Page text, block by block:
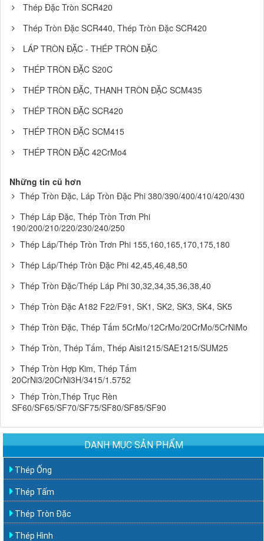
Thép Đặc Tròn SCR420
Thép Tròn Đặc SCR440, Thép Tròn Đặc SCR420
LÁP TRÒN ĐẶC - THÉP TRÒN ĐẶC
THÉP TRÒN ĐẶC S20C
THÉP TRÒN ĐẶC, THANH TRÒN ĐẶC SCM435
THÉP TRÒN ĐẶC SCR420
THÉP TRÒN ĐẶC SCM415
THÉP TRÒN ĐẶC 42CrMo4
Những tin cũ hơn
Thép Tròn Đặc, Láp Tròn Đặc Phi 380/390/400/410/420/430
Thép Láp Đặc, Thép Tròn Trơn Phi
190/200/210/220/230/240/250
Thép Láp/Thép Tròn Trơn Phi 155,160,165,170,175,180
Thép Láp/Thép Tròn Đặc Phi 42,45,46,48,50
Thép Tròn Đặc/Thép Láp Phi 30,32,34,35,36,38,40
Thép Tròn Đặc A182 F22/F91, SK1, SK2, SK3, SK4, SK5
Thép Tròn Đặc, Thép Tấm 5CrMo/12CrMo/20CrMo/5CrNiMo
Thép Tròn, Thép Tấm, Thép Aisi1215/SAE1215/SUM25
Thép Tròn Hợp Kim, Thép Tấm
20CrNi3/20CrNi3H/3415/1.5752
Thép Tròn,Thép Trục Rèn
SF60/SF65/SF70/SF75/SF80/SF85/SF90
DANH MỤC SẢN PHẨM
Thép Ống
Thép Tấm
Thép Tròn Đặc
Thép Hình